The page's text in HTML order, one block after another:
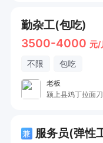
勤杂工(包吃)
3500-4000 元/
不限 包吃
老板
颍上县鸡丁拉面
兼 服务员(弹性